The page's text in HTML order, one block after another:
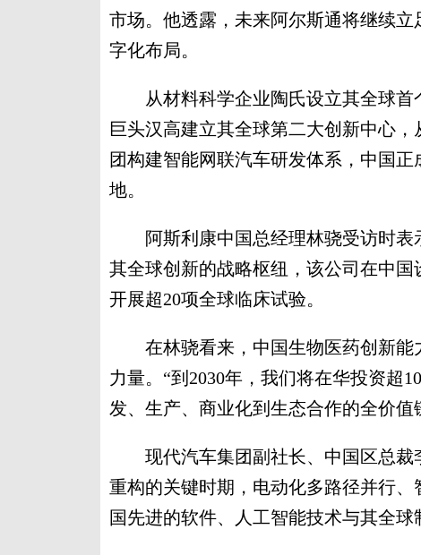
市场。他透露，未来阿尔斯通将继续
字化布局。
从材料科学企业陶氏设立其全球首
巨头汉高建立其全球第二大创新中心
团构建智能网联汽车研发体系，中国
地。
阿斯利康中国总经理林骁受访时表
其全球创新的战略枢纽，该公司在中
开展超20项全球临床试验。
在林骁看来，中国生物医药创新能
力量。“到2030年，我们将在华投资超
发、生产、商业化到生态合作的全价值
现代汽车集团副社长、中国区总裁
重构的关键时期，电动化多路径并行
国先进的软件、人工智能技术与其全